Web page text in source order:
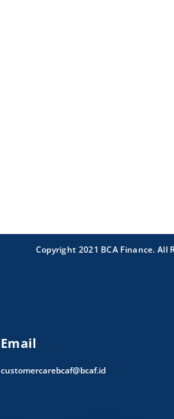
Copyright 2021 BCA Finance. All
Email
customercarebcaf@bcaf.id